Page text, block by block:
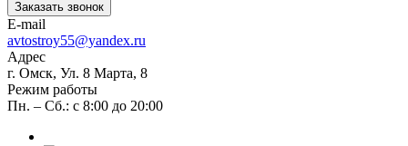
Заказать звонок
E-mail
avtostroy55@yandex.ru
Адрес
г. Омск, Ул. 8 Марта, 8
Режим работы
Пн. – Сб.: с 8:00 до 20:00